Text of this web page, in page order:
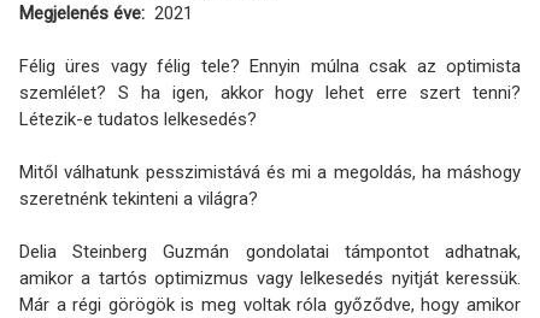
Megjelenés éve
2021
Félig üres vagy félig tele? Ennyin múlna csak az optimista
szemlélet? S ha igen, akkor hogy lehet erre szert tenni?
Létezik-e tudatos lelkesedés?
Mitől válhatunk pesszimistává és mi a megoldás, ha máshogy
szeretnénk tekinteni a világra?
Delia Steinberg Guzmán gondolatai támpontot adhatnak,
amikor a tartós optimizmus vagy lelkesedés nyitját keressük.
Már a régi görögök is meg voltak róla győződve, hogy amikor